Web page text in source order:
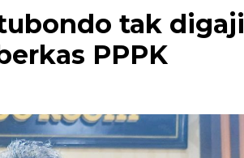
tak digaji
PPPK